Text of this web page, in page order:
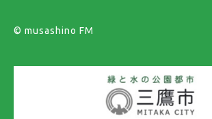
©︎ musashino FM